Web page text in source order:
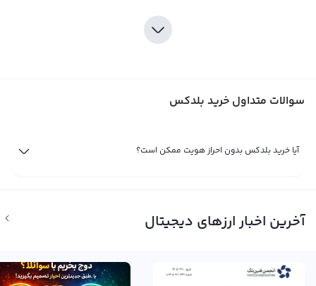
استفاده کنید. صرافی رابکس، با ارائه ابزارهای تحلیلی و اطلاعات مفید برای کاربران
خود، فرصت مناسبی برای خرید بلدکس فراهم می‌کند. در این صرافی، با سرمایه کمتر
در ارز دیجیتال بلدکس، نیازمند تحقیق و بررسی دقیق در مورد بازار و فناوری آن
فروش بلدکس
در صورت مطالعه و بررسی درست نمودارهای قیمت و اخبار فاندامنتال، می‌توانید
سوالات متداول خرید بلدکس
آیا خرید بلدکس بدون احراز هویت ممکن است؟
آخرین اخبار ارزهای دیجیتال